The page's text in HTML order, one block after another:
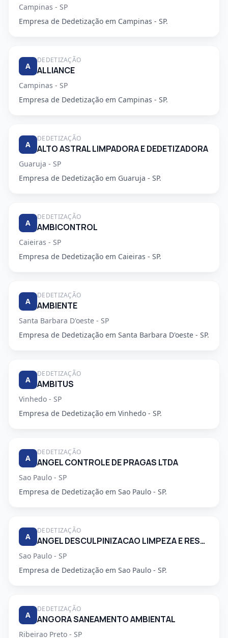
Campinas - SP
Empresa de Dedetização em Campinas - SP.
A
DEDETIZAÇÃO
ALLIANCE
Campinas - SP
Empresa de Dedetização em Campinas - SP.
A
DEDETIZAÇÃO
ALTO ASTRAL LIMPADORA E DEDETIZADORA
Guaruja - SP
Empresa de Dedetização em Guaruja - SP.
A
DEDETIZAÇÃO
AMBICONTROL
Caieiras - SP
Empresa de Dedetização em Caieiras - SP.
A
DEDETIZAÇÃO
AMBIENTE
Santa Barbara D'oeste - SP
Empresa de Dedetização em Santa Barbara D'oeste - SP.
A
DEDETIZAÇÃO
AMBITUS
Vinhedo - SP
Empresa de Dedetização em Vinhedo - SP.
A
DEDETIZAÇÃO
ANGEL CONTROLE DE PRAGAS LTDA
Sao Paulo - SP
Empresa de Dedetização em Sao Paulo - SP.
A
DEDETIZAÇÃO
ANGEL DESCULPINIZACAO LIMPEZA E RESTAURACAO DE CAIXAS DAGUA E CONTROLE DE PRAGAS LTDA
Sao Paulo - SP
Empresa de Dedetização em Sao Paulo - SP.
A
DEDETIZAÇÃO
ANGORA SANEAMENTO AMBIENTAL
Ribeirao Preto - SP